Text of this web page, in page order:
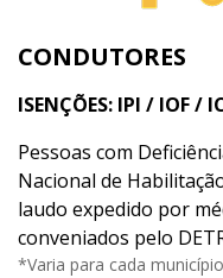
CONDUTORES
ISENÇÕES: IPI / IOF /
Pessoas com
Nacional de
laudo expedido por
conveniados pelo
*Varia para cada